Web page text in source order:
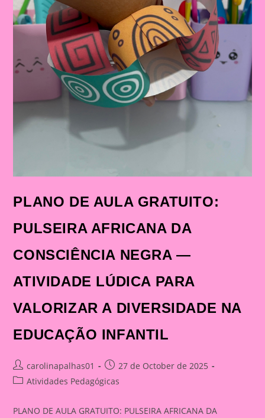
PLANO DE AULA GRATUITO:
PULSEIRA AFRICANA DA
CONSCIÊNCIA NEGRA —
ATIVIDADE LÚDICA PARA
VALORIZAR A DIVERSIDADE NA
EDUCAÇÃO INFANTIL
Post
author:
carolinapalhas01
Post
published:
27 de October de 2025
PostAtividades Pedagógicas
PLANO DE AULA GRATUITO: PULSEIRA AFRICANA DA